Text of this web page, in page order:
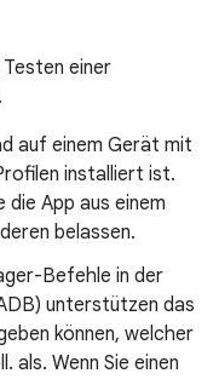
Testen einer
auf einem Gerät mit
installiert ist.
die App aus einem
belassen.
Befehle in der
unterstützen das
können, welcher
als. Wenn Sie einen